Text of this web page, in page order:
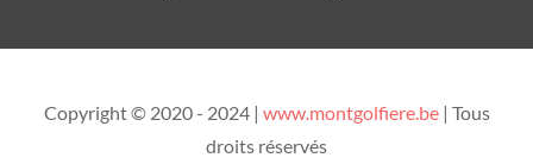
Copyright © 2020 - 2024 | www.montgolfiere.be| Tous
droits réservés